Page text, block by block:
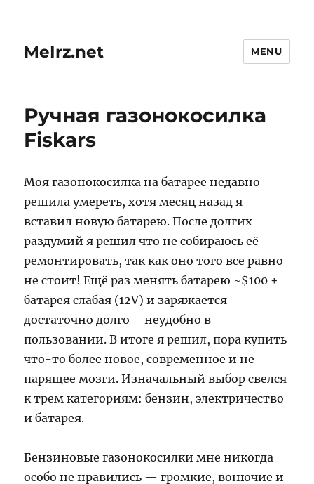
MeIrz.net MENU
Ручная газонокосилка
Fiskars
Моя газонокосилка на батарее недавно
решила умереть, хотя месяц назад я
вставил новую батарею. После долгих
раздумий я решил что не собираюсь её
ремонтировать, так как оно того все равно
не стоит! Ещё раз менять батарею ~$100 +
батарея слабая (12V) и заряжается
достаточно долго – неудобно в
пользовании. В итоге я решил, пора купить
что-то более новое, современное и не
парящее мозги. Изначальный выбор свелся
к трем категориям: бензин, электричество
и батарея.
Бензиновые газонокосилки мне никогда
особо не нравились — громкие, вонючие и